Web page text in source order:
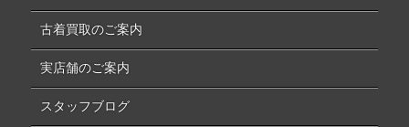
古着買取のご案内
実店舗のご案内
スタッフブログ